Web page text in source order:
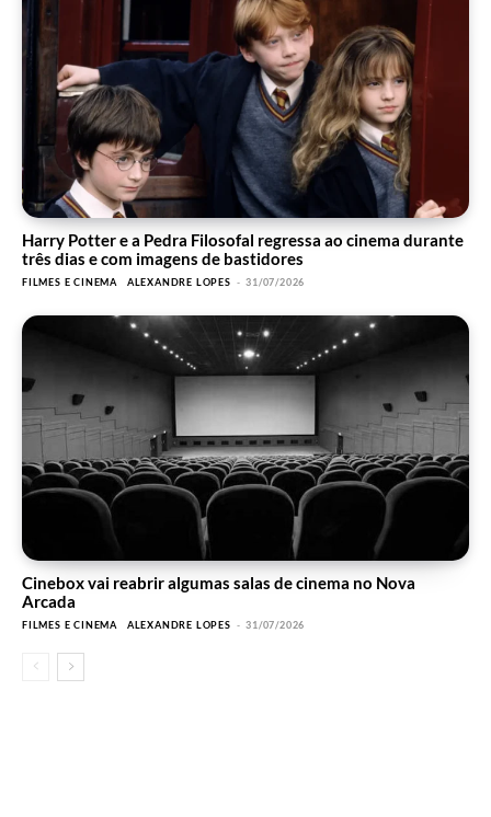
Harry Potter e a Pedra Filosofal regressa ao cinema durante
três dias e com imagens de bastidores
FILMES E CINEMA ALEXANDRE LOPES - 31/07/2026
Cinebox vai reabrir algumas salas de cinema no Nova
Arcada
FILMES E CINEMA ALEXANDRE LOPES - 31/07/2026